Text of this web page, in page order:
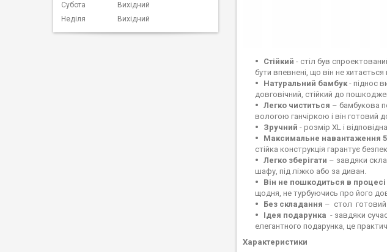
Стійкий - стіл був
бути впевнені, що він не
Натуральний бамбук - піднос
довговічний, стійкий до
Легко чиститься – бамбукова
вологою ганчіркою і він готовий до
Зручний - розмір XL і
Максимальне навантаження 5
стійка конструкція гарантує
Легко зберігати – завдяки
шафу, під ліжко або за диван.
Він не пошкодиться в
щодня, не турбуючись про його
Без складання – стол готовий
Ідея подарунка - завдяки
елегантного подарунка, це
Характеристики
Субота
Вихідний
Неділя
Вихідний